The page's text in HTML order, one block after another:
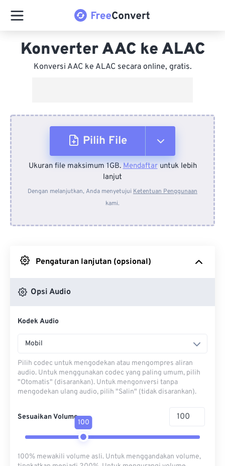
Konverter AAC ke ALAC
Konversi AAC ke ALAC secara online, gratis.
Pilih File
Dari Perangkat
Dari Dropbox
Ukuran file maksimum 1GB.Mendaftaruntuk lebih
lanjut
Dengan melanjutkan, Anda menyetujui Ketentuan Penggunaan
kami.
Pengaturan lanjutan (opsional)
Opsi Audio
Kodek Audio
Mobil
Pilih codec untuk mengodekan atau mengompres aliran
audio. Untuk menggunakan codec yang paling umum, pilih
"Otomatis" (disarankan). Untuk mengonversi tanpa
mengodekan ulang audio, pilih "Salin" (tidak disarankan).
Sesuaikan Volume
100
100% mewakili volume asli. Untuk menggandakan volume,